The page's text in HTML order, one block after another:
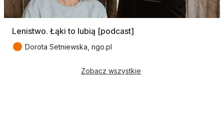
Lenistwo. Łąki to lubią [podcast]
● Dorota Setniewska, ngo.pl
Zobacz wszystkie